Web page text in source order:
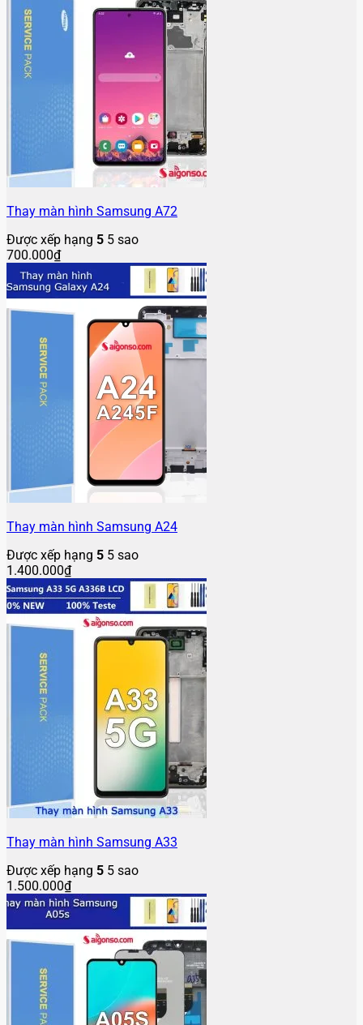
Thay màn hình Samsung A72
Được xếp hạng 5 5 sao
700.000₫
Thay màn hình Samsung A24
Được xếp hạng 5 5 sao
1.400.000₫
Thay màn hình Samsung A33
Được xếp hạng 5 5 sao
1.500.000₫